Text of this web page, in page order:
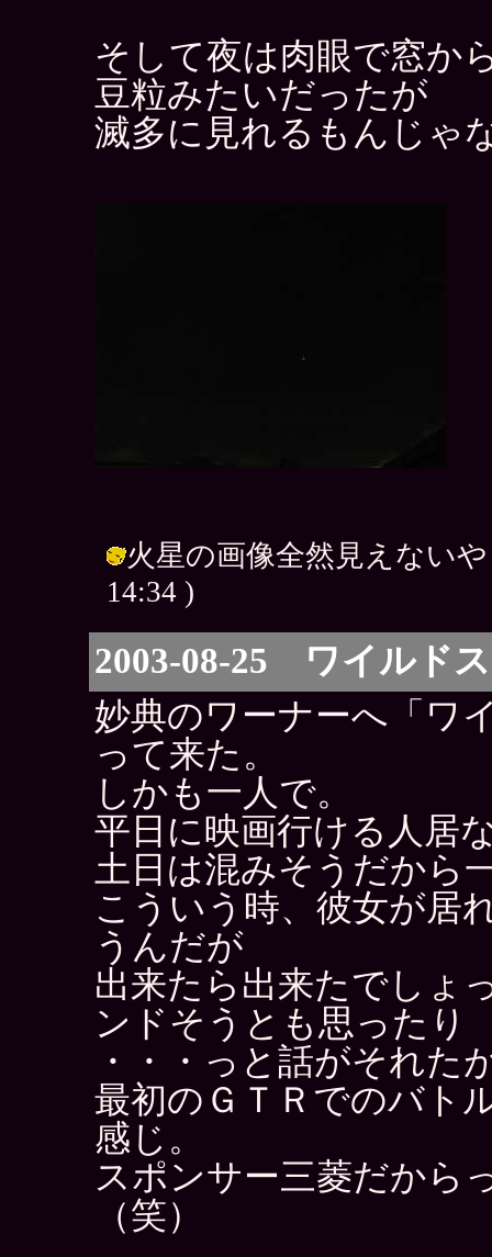
そして夜は肉眼で窓か
豆粒みたいだったが
滅多に見れるもんじゃ
火星の画像全然見えない
14:34 )
2003-08-25 ワイルド
妙典のワーナーへ「ワ
って来た。
しかも一人で。
平日に映画行ける人居
土日は混みそうだから
こういう時、彼女が居
うんだが
出来たら出来たでしょ
ンドそうとも思ったり
・・・っと話がそれた
最初のＧＴＲでのバト
感じ。
スポンサー三菱だから
（笑）